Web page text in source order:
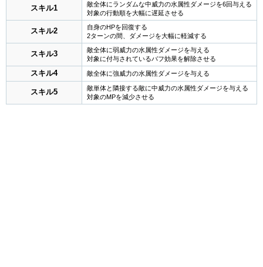
スキル1
敵全体にランダムな中威力の水属性ダメージを6回与える
対象の行動順を大幅に遅延させる
スキル2
自身のHPを回復する
2ターンの間、ダメージを大幅に軽減する
スキル3
敵全体に弱威力の水属性ダメージを与える
対象に付与されているバフ効果を解除させる
スキル4 敵全体に強威力の水属性ダメージを与える
スキル5
敵単体と隣接する敵に中威力の水属性ダメージを与える
対象のMPを減少させる